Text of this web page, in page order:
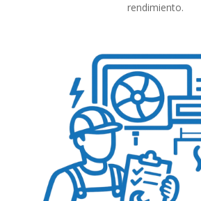
rendimiento.